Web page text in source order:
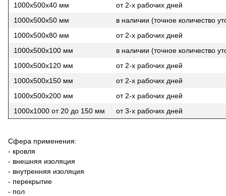
1000х500х40 мм
от 2-х рабочих дней
1000х500х50 мм
в наличии (точное количество
1000х500х80 мм
от 2-х рабочих дней
1000х500х100 мм
в наличии (точное количество
1000х500х120 мм
от 2-х рабочих дней
1000х500х150 мм
от 2-х рабочих дней
1000х500х200 мм
от 2-х рабочих дней
1000х1000 от 20 до 150 мм
от 3-х рабочих дней
Сфера применения:
- кровля
- внешняя изоляция
- внутренняя изоляция
- перекрытие
- пол